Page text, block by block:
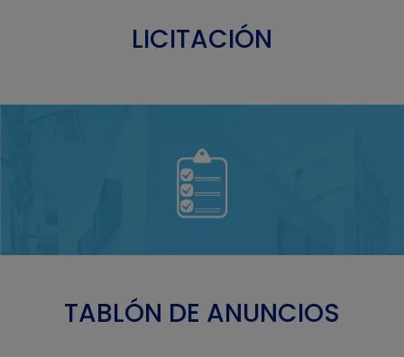
LICITACIÓN
TABLÓN DE ANUNCIOS